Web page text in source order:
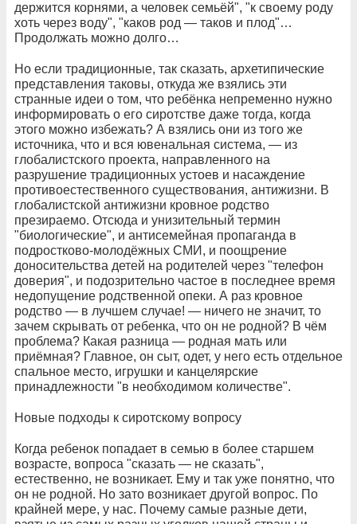
держится корнями, а человек семьёй", "к своему роду
хоть через воду", "каков род — таков и плод"…
Продолжать можно долго…
Но если традиционные, так сказать, архетипические
представления таковы, откуда же взялись эти
странные идеи о том, что ребёнка непременно нужно
информировать о его сиротстве даже тогда, когда
этого можно избежать? А взялись они из того же
источника, что и вся ювенальная система, — из
глобалистского проекта, направленного на
разрушение традиционных устоев и насаждение
противоестественного существования, антижизни. В
глобалистской антижизни кровное родство
презираемо. Отсюда и унизительный термин
"биологические", и антисемейная пропаганда в
подростково-молодёжных СМИ, и поощрение
доносительства детей на родителей через "телефон
доверия", и подозрительно частое в последнее время
недопущение родственной опеки. А раз кровное
родство — в лучшем случае! — ничего не значит, то
зачем скрывать от ребенка, что он не родной? В чём
проблема? Какая разница — родная мать или
приёмная? Главное, он сыт, одет, у него есть отдельное
спальное место, игрушки и канцелярские
принадлежности "в необходимом количестве".
Новые подходы к сиротскому вопросу
Когда ребенок попадает в семью в более старшем
возрасте, вопроса "сказать — не сказать",
естественно, не возникает. Ему и так уже понятно, что
он не родной. Но зато возникает другой вопрос. По
крайней мере, у нас. Почему самые разные дети,